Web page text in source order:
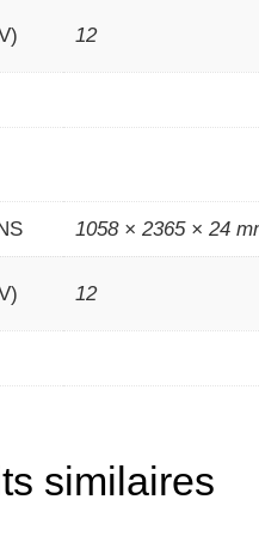
12
1058 × 2365 × 24
12
similaires